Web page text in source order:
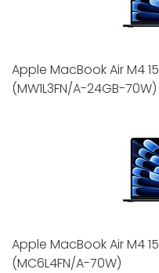
Apple MacBook Air M4
(MW1L3FN/A-24GB-70W)
Apple MacBook Air M4
(MC6L4FN/A-70W)